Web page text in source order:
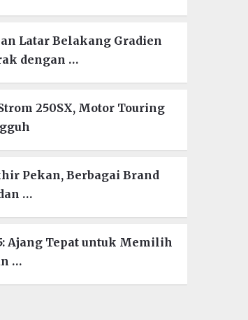
Latar Belakang Gradien
dengan …
250SX, Motor Touring
Pekan, Berbagai Brand
…
Ajang Tepat untuk Memilih
…